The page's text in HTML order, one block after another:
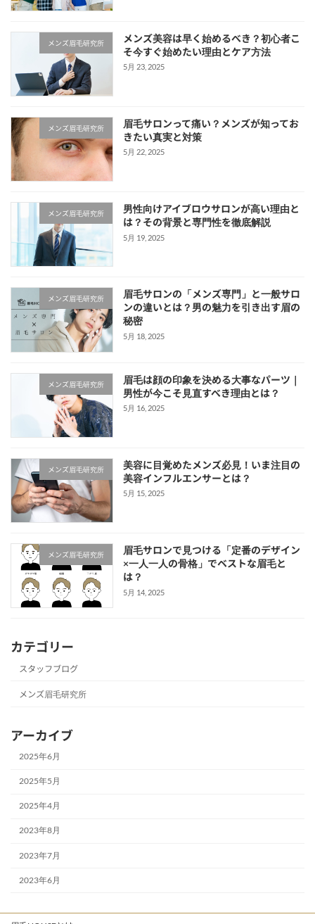
メンズ眉毛研究所
メンズ美容は早く始めるべき？初心者こ
そ今すぐ始めたい理由とケア方法
5月 23, 2025
メンズ眉毛研究所
眉毛サロンって痛い？メンズが知ってお
きたい真実と対策
5月 22, 2025
メンズ眉毛研究所
男性向けアイブロウサロンが高い理由と
は？その背景と専門性を徹底解説
5月 19, 2025
メンズ眉毛研究所
眉毛サロンの「メンズ専門」と一般サロ
ンの違いとは？男の魅力を引き出す眉の
秘密
5月 18, 2025
メンズ眉毛研究所
眉毛は顔の印象を決める大事なパーツ｜
男性が今こそ見直すべき理由とは？
5月 16, 2025
メンズ眉毛研究所
美容に目覚めたメンズ必見！いま注目の
美容インフルエンサーとは？
5月 15, 2025
メンズ眉毛研究所
眉毛サロンで見つける「定番のデザイン
×一人一人の骨格」でベストな眉毛と
は？
5月 14, 2025
カテゴリー
スタッフブログ
メンズ眉毛研究所
アーカイブ
2025年6月
2025年5月
2025年4月
2023年8月
2023年7月
2023年6月